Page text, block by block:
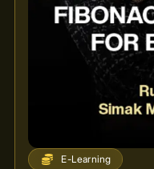
E-Learning